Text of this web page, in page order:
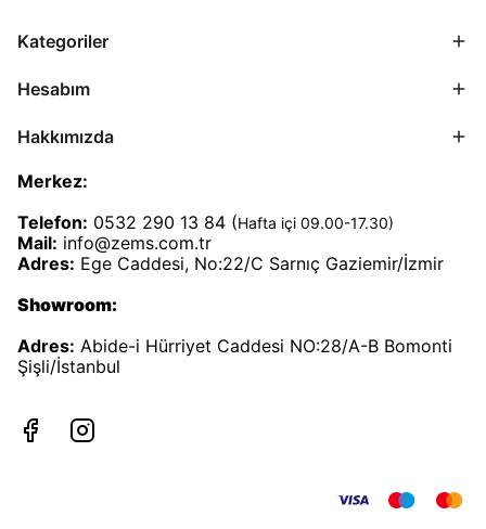
Kategoriler
Hesabım
Hakkımızda
Merkez:
Telefon: 0532 290 13 84 (Hafta içi 09.00-17.30)
Mail: info@zems.com.tr
Adres: Ege Caddesi, No:22/C Sarnıç Gaziemir/İzmir
Showroom:
Adres: Abide-i Hürriyet Caddesi NO:28/A-B Bomonti
Şişli/İstanbul